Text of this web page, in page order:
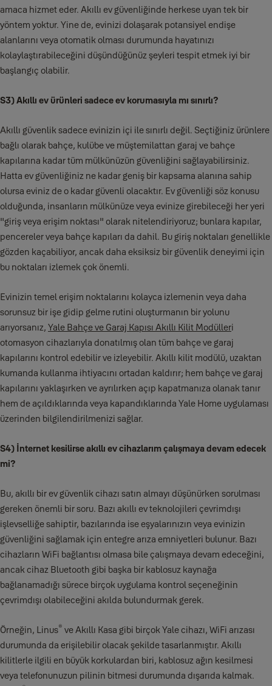
amaca hizmet eder. Akıllı ev güvenliğinde herkese uyan tek bir
yöntem yoktur. Yine de, evinizi dolaşarak potansiyel endişe
alanlarını veya otomatik olması durumunda hayatınızı
kolaylaştırabileceğini düşündüğünüz şeyleri tespit etmek iyi bir
başlangıç olabilir.
S3) Akıllı ev ürünleri sadece ev korumasıyla mı sınırlı?
Akıllı güvenlik sadece evinizin içi ile sınırlı değil. Seçtiğiniz ürünlere
bağlı olarak bahçe, kulübe ve müştemilattan garaj ve bahçe
kapılarına kadar tüm mülkünüzün güvenliğini sağlayabilirsiniz.
Hatta ev güvenliğiniz ne kadar geniş bir kapsama alanına sahip
olursa eviniz de o kadar güvenli olacaktır. Ev güvenliği söz konusu
olduğunda, insanların mülkünüze veya evinize girebileceği her yeri
"giriş veya erişim noktası" olarak nitelendiriyoruz; bunlara kapılar,
pencereler veya bahçe kapıları da dahil. Bu giriş noktaları genellikle
gözden kaçabiliyor, ancak daha eksiksiz bir güvenlik deneyimi için
bu noktaları izlemek çok önemli.
Evinizin temel erişim noktalarını kolayca izlemenin veya daha
sorunsuz bir işe gidip gelme rutini oluşturmanın bir yolunu
arıyorsanız, Yale Bahçe ve Garaj Kapısı Akıllı Kilit Modülleri
otomasyon cihazlarıyla donatılmış olan tüm bahçe ve garaj
kapılarını kontrol edebilir ve izleyebilir. Akıllı kilit modülü, uzaktan
kumanda kullanma ihtiyacını ortadan kaldırır; hem bahçe ve garaj
kapılarını yaklaşırken ve ayrılırken açıp kapatmanıza olanak tanır
hem de açıldıklarında veya kapandıklarında Yale Home uygulaması
üzerinden bilgilendirilmenizi sağlar.
S4) İnternet kesilirse akıllı ev cihazlarım çalışmaya devam edecek
mi?
Bu, akıllı bir ev güvenlik cihazı satın almayı düşünürken sorulması
gereken önemli bir soru. Bazı akıllı ev teknolojileri çevrimdışı
işlevselliğe sahiptir, bazılarında ise eşyalarınızın veya evinizin
güvenliğini sağlamak için entegre arıza emniyetleri bulunur. Bazı
cihazların WiFi bağlantısı olmasa bile çalışmaya devam edeceğini,
ancak cihaz Bluetooth gibi başka bir kablosuz kaynağa
bağlanamadığı sürece birçok uygulama kontrol seçeneğinin
çevrimdışı olabileceğini akılda bulundurmak gerek.
Örneğin, Linus® ve Akıllı Kasa gibi birçok Yale cihazı, WiFi arızası
durumunda da erişilebilir olacak şekilde tasarlanmıştır. Akıllı
kilitlerle ilgili en büyük korkulardan biri, kablosuz ağın kesilmesi
veya telefonunuzun pilinin bitmesi durumunda dışarıda kalmak.